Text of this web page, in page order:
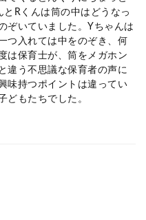
Rくんは筒の中はどうなっ
ぞいていました。Yちゃんは
つ入れては中をのぞき、何
は保育士が、筒をメガホン
違う不思議な保育者の声に
味持つポイントは違ってい
どもたちでした。